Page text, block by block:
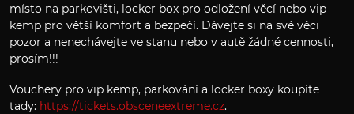
místo na parkovišti, locker box pro odložení věcí nebo vip
kemp pro větší komfort a bezpečí. Dávejte si na své věci
pozor a nenechávejte ve stanu nebo v autě žádné cennosti,
prosím!!!
Vouchery pro vip kemp, parkování a locker boxy koupíte
tady: https://tickets.obsceneextreme.cz.